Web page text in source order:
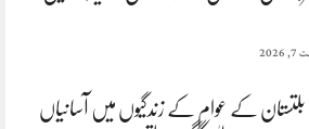
کے عوام کے زندگیوں میں آسانیاں